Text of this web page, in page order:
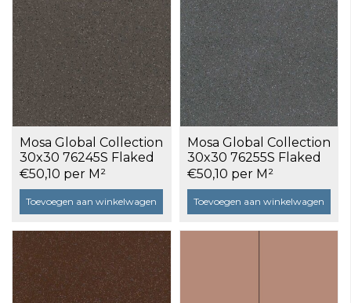
Mosa Global Collection
30x30 76245S Flaked
Volcanic Grey a 1,17 m²
€50,10 per M²
Toevoegen aan winkelwagen
Mosa Global Collection
30x30 76255S Flaked
Granite Grey a 1,17 m²
€50,10 per M²
Toevoegen aan winkelwagen